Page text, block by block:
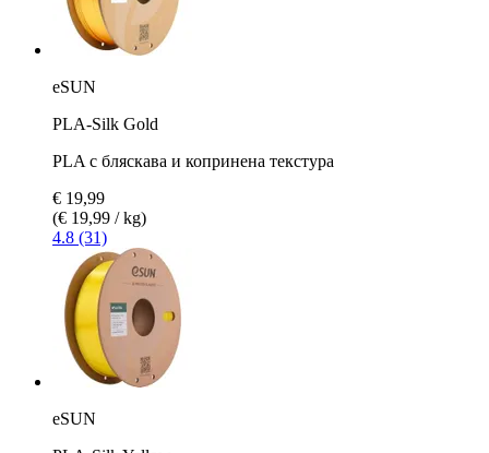
eSUN
PLA-Silk Gold
PLA с бляскава и копринена текстура
€ 19,99
(€ 19,99 / kg)
4.8 (31)
eSUN